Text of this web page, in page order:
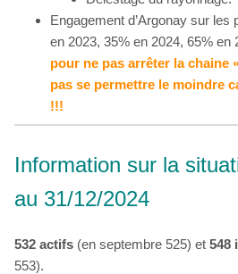
Engagement d’Argonay sur les
en 2023, 35% en 2024, 65% en
pour ne pas arrêter la chaine
pas se permettre le moindre
!!!
Information sur la
au 31/12/2024
532 actifs (en septembre 525) et 548
553).